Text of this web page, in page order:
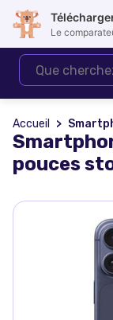
Accueil Smartphone Apple
pouces
Le